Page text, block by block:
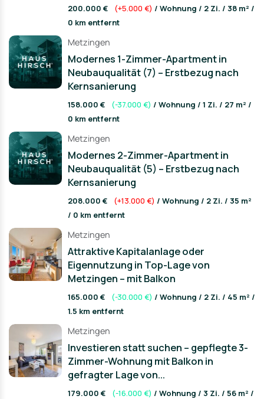
200.000 € (+5.000 €) / Wohnung / 2 Zi. / 38 m² /
0 km entfernt
Metzingen
Modernes 1-Zimmer-Apartment in
Neubauqualität (7) – Erstbezug nach
Kernsanierung
158.000 € (-37.000 €) / Wohnung / 1 Zi. / 27 m² /
0 km entfernt
Metzingen
Modernes 2-Zimmer-Apartment in
Neubauqualität (5) – Erstbezug nach
Kernsanierung
208.000 € (+13.000 €) / Wohnung / 2 Zi. / 35 m²
/ 0 km entfernt
Metzingen
Attraktive Kapitalanlage oder
Eigennutzung in Top-Lage von
Metzingen – mit Balkon
165.000 € (-30.000 €) / Wohnung / 2 Zi. / 45 m² /
1.5 km entfernt
Metzingen
Investieren statt suchen – gepflegte 3-
Zimmer-Wohnung mit Balkon in
gefragter Lage von...
179.000 € (-16.000 €) / Wohnung / 3 Zi. / 56 m² /